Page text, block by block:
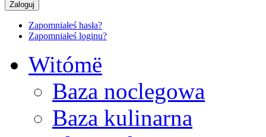
Zapomniałeś hasła?
Zapomniałeś loginu?
Witómë
Baza noclegowa
Baza kulinarna